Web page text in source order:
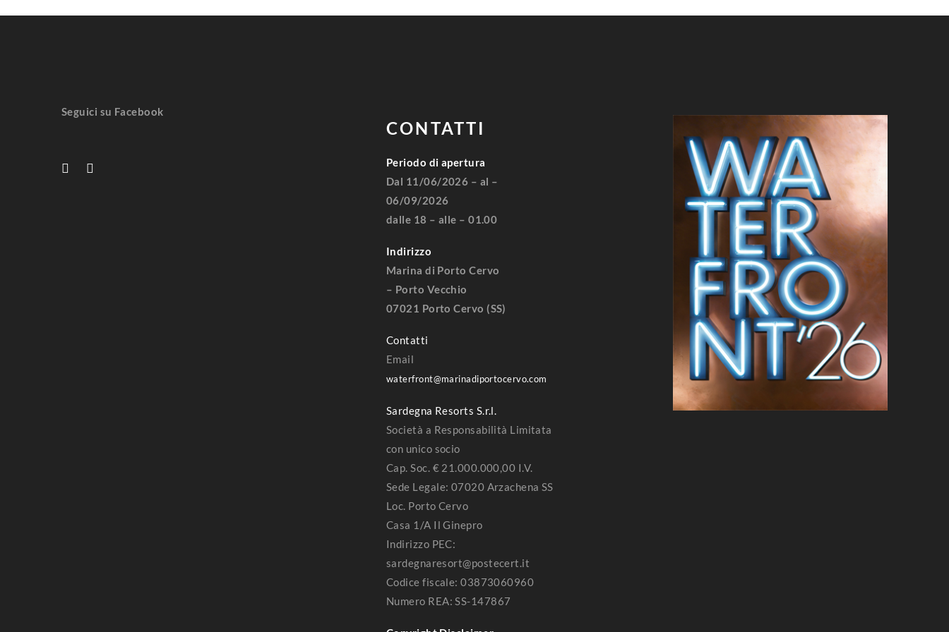
Seguici su Facebook
CONTATTI
Periodo di apertura
Dal 11/06/2026 – al –
06/09/2026
dalle 18 – alle – 01.00
Indirizzo
Marina di Porto Cervo
– Porto Vecchio
07021 Porto Cervo (SS)
Contatti
Email
waterfront@marinadiportocervo.com
Sardegna Resorts S.r.l.
Società a Responsabilità Limitata
con unico socio
Cap. Soc. € 21.000.000,00 I.V.
Sede Legale: 07020 Arzachena SS
Loc. Porto Cervo
Casa 1/A Il Ginepro
Indirizzo PEC:
sardegnaresort@postecert.it
Codice fiscale: 03873060960
Numero REA: SS-147867